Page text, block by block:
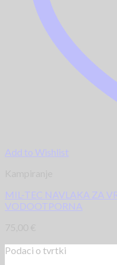
Add to Wishlist
MIL-TEC NAVLAKA ZA
VODOOTPORNA
Podaci o tvrtki